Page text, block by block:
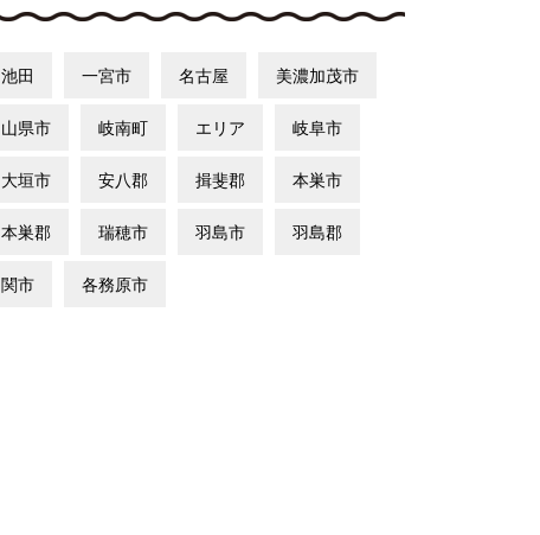
池田 一宮市 名古屋 美濃加茂市
山県市 岐南町 エリア 岐阜市
大垣市 安八郡 揖斐郡 本巣市
本巣郡 瑞穂市 羽島市 羽島郡
関市 各務原市